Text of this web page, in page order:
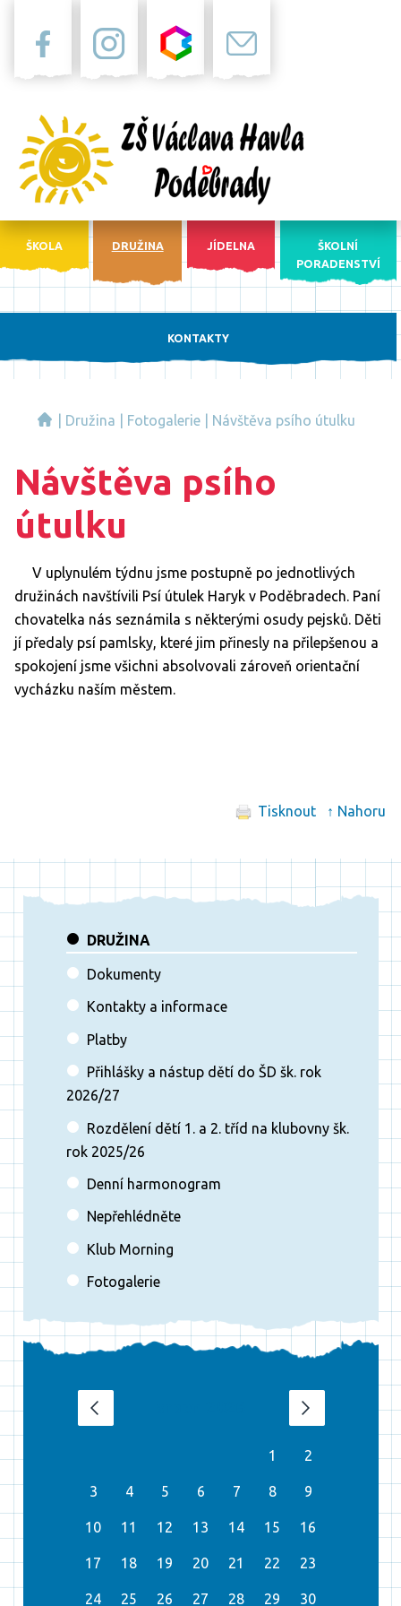
ŠKOLA DRUŽINA JÍDELNA
ŠKOLNÍ
PORADENSTVÍ
KONTAKTY
Družina Fotogalerie Návštěva psího útulku
Návštěva psího
útulku
V uplynulém týdnu jsme postupně po jednotlivých
družinách navštívili Psí útulek Haryk v Poděbradech. Paní
chovatelka nás seznámila s některými osudy pejsků. Děti
jí předaly psí pamlsky, které jim přinesly na přilepšenou a
spokojení jsme všichni absolvovali zároveň orientační
vycházku naším městem.
Tisknout ↑ Nahoru
DRUŽINA
Dokumenty
Kontakty a informace
Platby
Přihlášky a nástup dětí do ŠD šk. rok
2026/27
Rozdělení dětí 1. a 2. tříd na klubovny šk.
rok 2025/26
Denní harmonogram
Nepřehlédněte
Klub Morning
Fotogalerie
1 2
3 4 5 6 7 8 9
10 11 12 13 14 15 16
17 18 19 20 21 22 23
24 25 26 27 28 29 30